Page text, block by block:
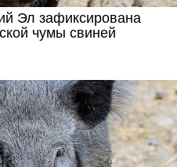
Эл зафиксирована
чумы свиней